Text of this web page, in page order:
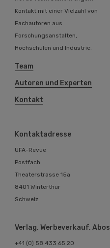
Kontakt mit einer Vielzahl von
Fachautoren aus
Forschungsanstalten,
Hochschulen und Industrie.
Team
Autoren und Experten
Kontakt
Kontaktadresse
UFA-Revue
Postfach
Theaterstrasse 15a
8401 Winterthur
Schweiz
Verlag, Werbeverkauf, Abos
+41 (0) 58 433 65 20